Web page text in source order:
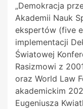
„Demokracja
Akademii Nauk
ekspertów (five
implementacji
Światowej
Rasizmowi z
oraz World Law
akademickim
Eugeniusza